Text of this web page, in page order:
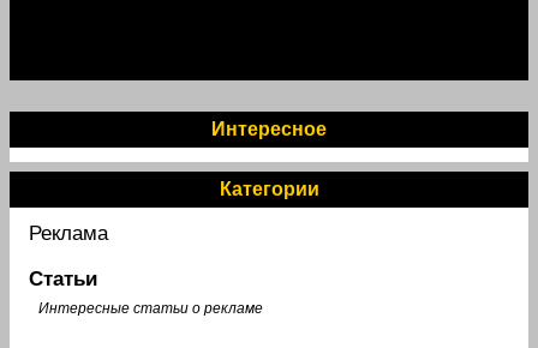
Интересное
Категории
Реклама
Статьи
Интересные статьи о рекламе